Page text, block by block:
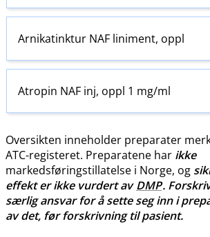
Arnikatinktur NAF liniment, oppl
Atropin NAF inj, oppl 1 mg/ml
Oversikten inneholder preparater
ATC-registeret. Preparatene har ikke
markedsføringstillatelse i Norge, og
effekt er ikke vurdert avDMP.
særlig ansvar for å sette seg inn i
av det, før forskrivning til pasient.